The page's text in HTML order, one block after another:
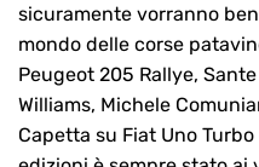
sicuramente vorranno
mondo delle corse
Peugeot 205 Rallye,
Williams, Michele
Capetta su Fiat Uno